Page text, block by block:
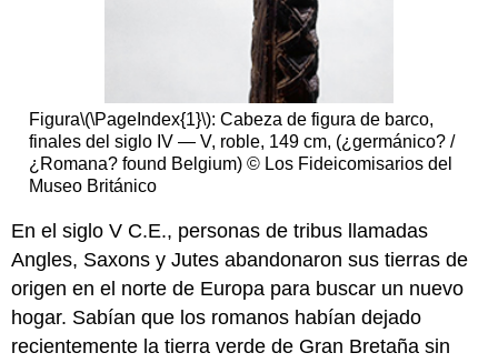
francas
Fíbulas
visigodas
Recursos
Imágenes
Smarthistory
la
enseñanza
y
Figura\(\PageIndex{1}\): Cabeza de figura de barco,
finales del siglo IV — V, roble, 149 cm, (¿germánico? /
¿Romana? found Belgium) © Los Fideicomisarios del
Museo Británico
En el siglo V C.E., personas de tribus llamadas
Angles, Saxons y Jutes abandonaron sus tierras de
origen en el norte de Europa para buscar un nuevo
hogar. Sabían que los romanos habían dejado
recientemente la tierra verde de Gran Bretaña sin